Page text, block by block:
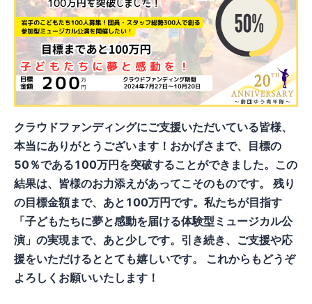
クラウドファンディングにご支援いただいている皆様、
本当にありがとうございます！おかげさまで、目標の
50％である100万円を突破することができました。この
結果は、皆様のお力添えがあってこそのものです。 残り
の目標金額まで、あと100万円です。私たちが目指す
「子どもたちに夢と感動を届ける体験型ミュージカル公
演」の実現まで、あと少しです。引き続き、ご支援や応
援をいただけるととても嬉しいです。 これからもどうぞ
よろしくお願いいたします！